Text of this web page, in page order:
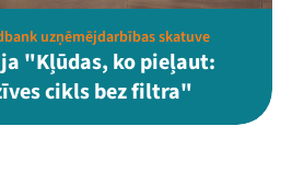
uzņēmējdarbības skatuve
"Kļūdas, ko pieļaut:
cikls bez filtra"